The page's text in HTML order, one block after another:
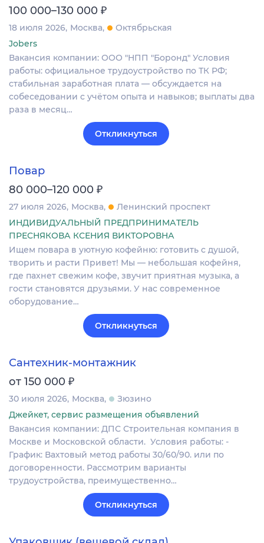
100 000–130 000 ₽
18 июля 2026 Москва
Октябрьская
Jobers
Вакансия компании: ООО "НПП "Боронд" Условия
работы: официальное трудоустройство по ТК РФ;
стабильная заработная плата — обсуждается на
собеседовании с учётом опыта и навыков; выплаты два
раза в месяц…
Откликнуться
Повар
80 000–120 000 ₽
27 июля 2026 Москва
Ленинский проспект
ИНДИВИДУАЛЬНЫЙ ПРЕДПРИНИМАТЕЛЬ
ПРЕСНЯКОВА КСЕНИЯ ВИКТОРОВНА
Ищем повара в уютную кофейню: готовить с душой,
творить и расти Привет! Мы — небольшая кофейня,
где пахнет свежим кофе, звучит приятная музыка, а
гости становятся друзьями. У нас современное
оборудование…
Откликнуться
Сантехник-монтажник
от 150 000 ₽
30 июля 2026 Москва
Зюзино
Джейкет, сервис размещения объявлений
Вакансия компании: ДПС Строительная компания в
Москве и Московской области. Условия работы: -
График: Вахтовый метод работы 30/60/90. или по
договоренности. Рассмотрим варианты
трудоустройства, преимущественно…
Откликнуться